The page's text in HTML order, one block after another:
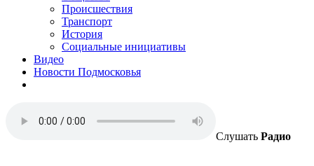
Происшествия
Транспорт
История
Социальные инициативы
Видео
Новости Подмосковья
Слушать Радио